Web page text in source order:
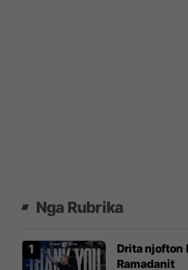
Nga Rubrika
Drita njofton
Ramadanit